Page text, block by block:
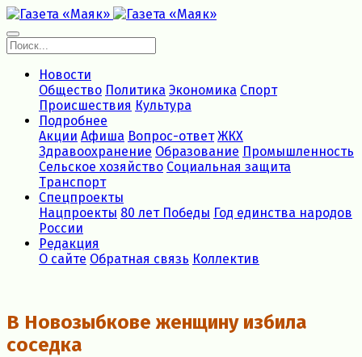
Новости
Общество Политика Экономика Спорт
Происшествия Культура
Подробнее
Акции Афиша Вопрос-ответ ЖКХ
Здравоохранение Образование Промышленность
Сельское хозяйство Социальная защита
Транспорт
Спецпроекты
Нацпроекты 80 лет Победы Год единства народов
России
Редакция
О сайте Обратная связь Коллектив
В Новозыбкове женщину избила
соседка